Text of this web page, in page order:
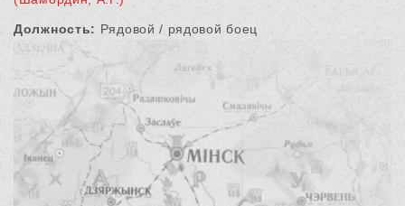
Должность: Рядовой / рядовой боец